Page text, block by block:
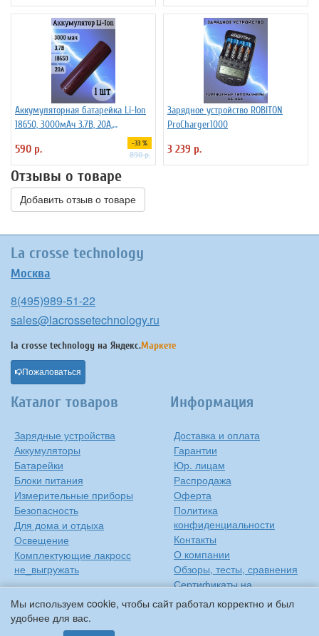
Мы используем cookie, чтобы сайт работал корректно и был
удобнее для вас.
Аккумуляторная батарейка Li-Ion
18650, 3000мАч 3.7В, 20A,
высокомощный, незащищенный
590 р. -33 %
890 р.
Зарядное устройство ROBITON
ProCharger1000
3 239 р.
Отзывы о товаре
Добавить отзыв о товаре
La crosse technology
Москва
8(495)989-51-22
sales@lacrossetechnology.ru
la crosse technology на Яндекс.Маркете
Пожаловаться
Каталог товаров
Зарядные устройства
Аккумуляторы
Батарейки
Блоки питания
Измерительные приборы
Безопасность
Для дома и отдыха
Освещение
Комплектующие лакросс
не_выгружать
Информация
Доставка и оплата
Гарантии
Юр. лицам
Распродажа
Оферта
Политика
конфиденциальности
Контакты
О компании
Обзоры, тесты, сравнения
Сертификаты на
продукцию
Инструкции на русском